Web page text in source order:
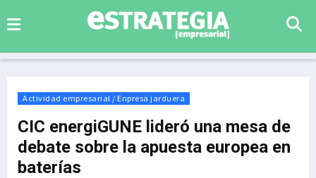
Actividad empresarial / Enpresa jarduera
CIC energiGUNE lideró una mesa de
debate sobre la apuesta europea en
baterías